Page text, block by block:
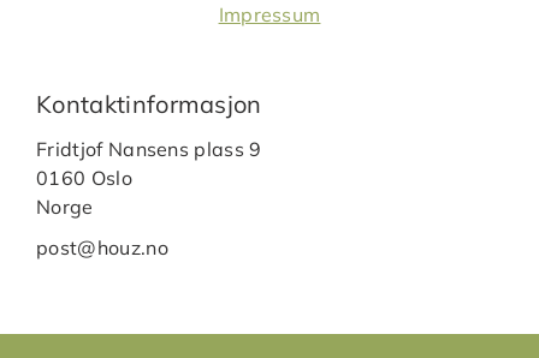
Impressum
Kontaktinformasjon
Fridtjof Nansens plass 9
0160 Oslo
Norge
post@houz.no